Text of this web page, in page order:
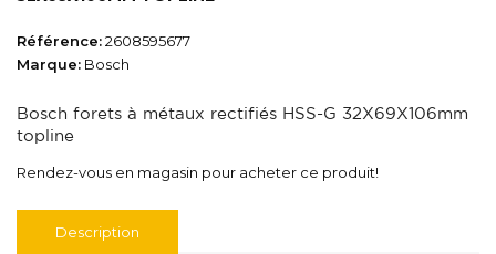
Référence:2608595677
Marque: Bosch
Bosch forets à métaux rectifiés HSS-G 32X69X106mm
topline
Rendez-vous en magasin pour acheter ce produit!
Description